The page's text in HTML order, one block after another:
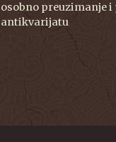
osobno preuzimanje i
antikvarijatu